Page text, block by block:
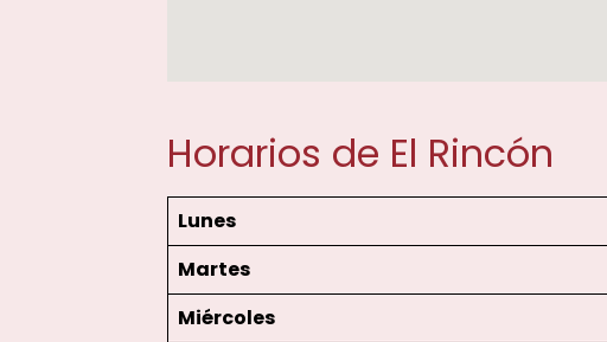
Horarios de El Rincón
Lunes
Martes
Miércoles